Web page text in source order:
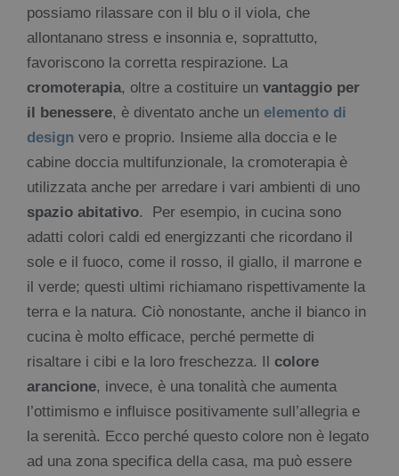
possiamo rilassare con il blu o il viola, che
allontanano stress e insonnia e, soprattutto,
favoriscono la corretta respirazione. La
cromoterapia, oltre a costituire un vantaggio per
il benessere, è diventato anche un elemento di
design vero e proprio. Insieme alla doccia e le
cabine doccia multifunzionale, la cromoterapia è
utilizzata anche per arredare i vari ambienti di uno
spazio abitativo. Per esempio, in cucina sono
adatti colori caldi ed energizzanti che ricordano il
sole e il fuoco, come il rosso, il giallo, il marrone e
il verde; questi ultimi richiamano rispettivamente la
terra e la natura. Ciò nonostante, anche il bianco in
cucina è molto efficace, perché permette di
risaltare i cibi e la loro freschezza. Il colore
arancione, invece, è una tonalità che aumenta
l’ottimismo e influisce positivamente sull’allegria e
la serenità. Ecco perché questo colore non è legato
ad una zona specifica della casa, ma può essere